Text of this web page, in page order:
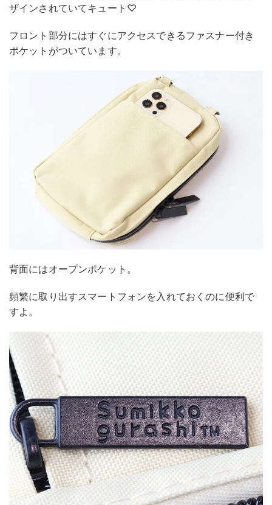
ザインされていてキュート♡
フロント部分にはすぐにアクセスできるファスナー付き
ポケットがついています。
背面にはオープンポケット。
頻繁に取り出すスマートフォンを入れておくのに便利で
すよ。